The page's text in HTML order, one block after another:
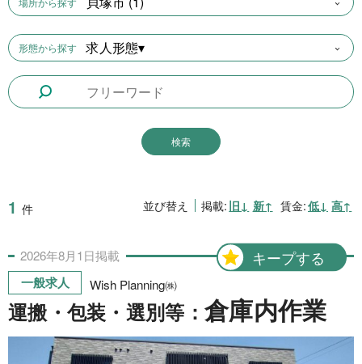
雇用期間から探す
1日間(8月8日(土))
15日間 3件
20日間
30日間 11件
31日間 2件
形態から探す 求人形態▾
1 件 並び替え 掲載: 旧↓ 新↑ 賃金:低↓ 高↑
キープする
2026年8月1日掲載
一般求人 Wish Planning㈱
運搬・包装・選別等： 倉庫内作業